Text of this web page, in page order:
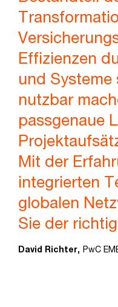
Effizienzen
und
nutzbar
passgenaue
Mit der
integrierten
globalen
Sie der
David Richter, PwC